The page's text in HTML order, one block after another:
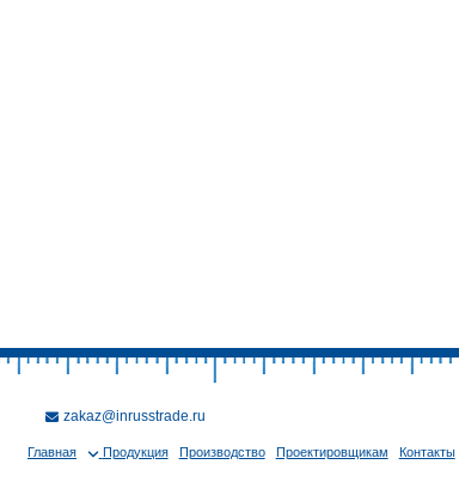
zakaz@inrusstrade.ru
Главная Продукция Производство Проектировщикам Контакты